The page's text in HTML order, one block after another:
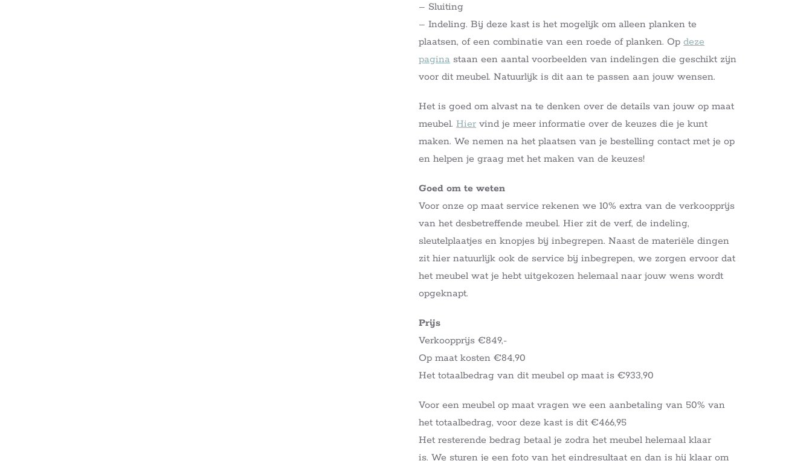
– Sluiting
– Indeling. Bij deze kast is het mogelijk om alleen planken te
plaatsen, of een combinatie van een roede of planken. Opdeze
pagina staan een aantal voorbeelden van indelingen die geschikt zijn
voor dit meubel. Natuurlijk is dit aan te passen aan jouw wensen.
Het is goed om alvast na te denken over de details van jouw op maat
meubel.Hier vind je meer informatie over de keuzes die je kunt
maken. We nemen na het plaatsen van je bestelling contact met je op
en helpen je graag met het maken van de keuzes!
Goed om te weten
Voor onze op maat service rekenen we 10% extra van de verkoopprijs
van het desbetreffende meubel. Hier zit de verf, de indeling,
sleutelplaatjes en knopjes bij inbegrepen. Naast de materiële dingen
zit hier natuurlijk ook de service bij inbegrepen, we zorgen ervoor dat
het meubel wat je hebt uitgekozen helemaal naar jouw wens wordt
opgeknapt.
Prijs
Verkoopprijs €849,-
Op maat kosten €84,90
Het totaalbedrag van dit meubel op maat is €933,90
Voor een meubel op maat vragen we een aanbetaling van 50% van
het totaalbedrag, voor deze kast is dit €466,95
Het resterende bedrag betaal je zodra het meubel helemaal klaar
is. We sturen je een foto van het eindresultaat en dan is hij klaar om